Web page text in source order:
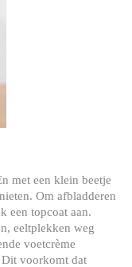
met een klein beetje
Om afbladderen
een topcoat aan.
eeltplekken weg
voetcrème
Dit voorkomt dat